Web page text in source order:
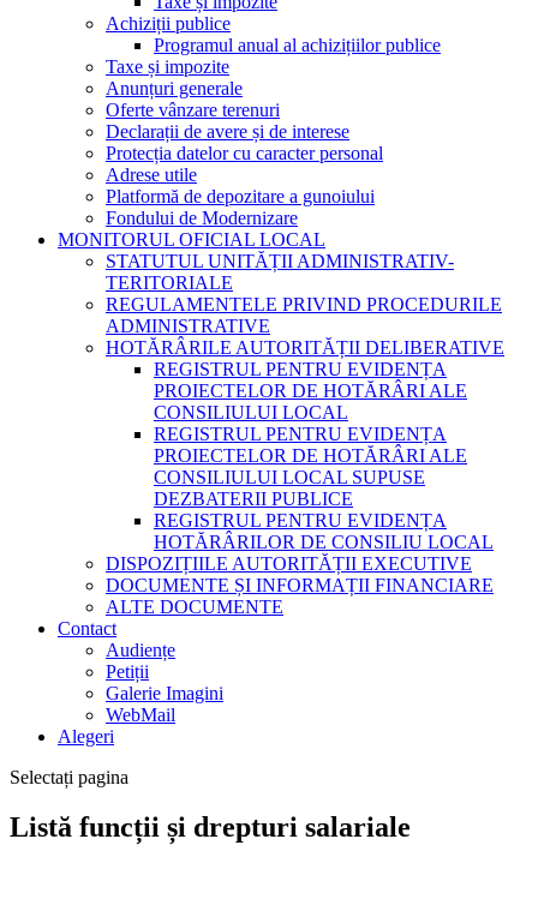
Achiziții publice
Programul anual al achizițiilor publice
Taxe și impozite
Anunțuri generale
Oferte vânzare terenuri
Declarații de avere și de interese
Protecția datelor cu caracter personal
Adrese utile
Platformă de depozitare a gunoiului
Fondului de Modernizare
MONITORUL OFICIAL LOCAL
STATUTUL UNITĂȚII ADMINISTRATIV-
TERITORIALE
REGULAMENTELE PRIVIND PROCEDURILE
ADMINISTRATIVE
HOTĂRÂRILE AUTORITĂȚII DELIBERATIVE
REGISTRUL PENTRU EVIDENȚA
PROIECTELOR DE HOTĂRÂRI ALE
CONSILIULUI LOCAL
REGISTRUL PENTRU EVIDENȚA
PROIECTELOR DE HOTĂRÂRI ALE
CONSILIULUI LOCAL SUPUSE
DEZBATERII PUBLICE
REGISTRUL PENTRU EVIDENȚA
HOTĂRÂRILOR DE CONSILIU LOCAL
DISPOZIȚIILE AUTORITĂȚII EXECUTIVE
DOCUMENTE ȘI INFORMAȚII FINANCIARE
ALTE DOCUMENTE
Contact
Audiențe
Petiții
Galerie Imagini
WebMail
Alegeri
Selectați pagina
Listă funcții și drepturi salariale